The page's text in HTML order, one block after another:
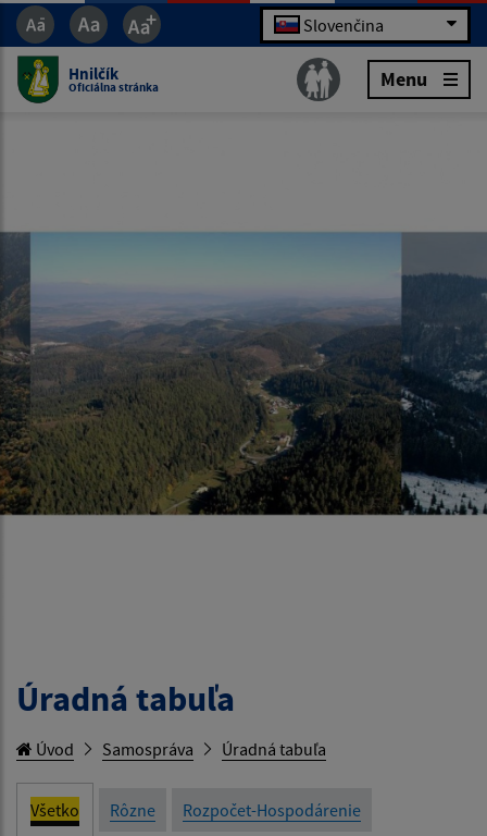
Slovenčina
Hnilčík
Oficiálna stránka Menu
Úradná tabuľa
Úvod Samospráva Úradná tabuľa
Všetko Rôzne Rozpočet-Hospodárenie